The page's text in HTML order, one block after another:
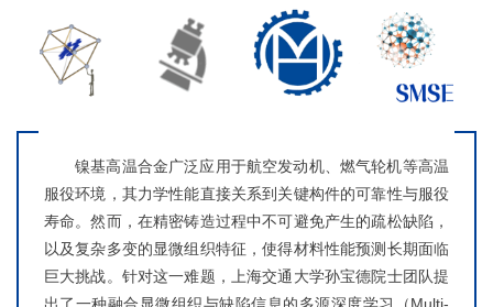
镍基高温合金广泛应用于航空发动机、燃气轮机等高温
服役环境，其力学性能直接关系到关键构件的可靠性与服役
寿命。然而，在精密铸造过程中不可避免产生的疏松缺陷，
以及复杂多变的显微组织特征，使得材料性能预测长期面临
巨大挑战。针对这一难题，上海交通大学孙宝德院士团队提